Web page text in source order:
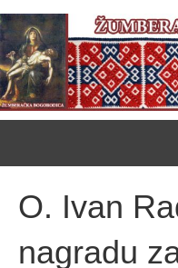
O. Ivan
nagradu